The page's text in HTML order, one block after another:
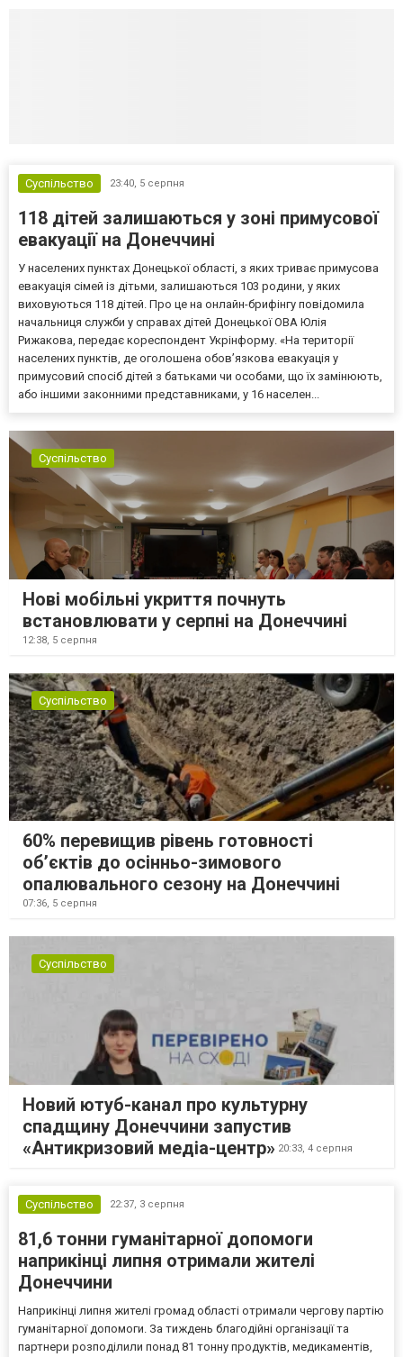
Суспільство 23:40, 5 серпня
118 дітей залишаються у зоні примусової
евакуації на Донеччині
У населених пунктах Донецької області, з яких триває примусова
евакуація сімей із дітьми, залишаються 103 родини, у яких
виховуються 118 дітей. Про це на онлайн-брифінгу повідомила
начальниця служби у справах дітей Донецької ОВА Юлія
Рижакова, передає кореспондент Укрінформу. «На території
населених пунктів, де оголошена обов’язкова евакуація у
примусовий спосіб дітей з батьками чи особами, що їх замінюють,
або іншими законними представниками, у 16 населен...
Суспільство
Нові мобільні укриття почнуть
встановлювати у серпні на Донеччині
12:38, 5 серпня
Суспільство
60% перевищив рівень готовності
об’єктів до осінньо-зимового
опалювального сезону на Донеччині
07:36, 5 серпня
Суспільство
Новий ютуб-канал про культурну
спадщину Донеччини запустив
«Антикризовий медіа-центр» 20:33, 4 серпня
Суспільство 22:37, 3 серпня
81,6 тонни гуманітарної допомоги
наприкінці липня отримали жителі
Донеччини
Наприкінці липня жителі громад області отримали чергову партію
гуманітарної допомоги. За тиждень благодійні організації та
партнери розподілили понад 81 тонну продуктів, медикаментів,